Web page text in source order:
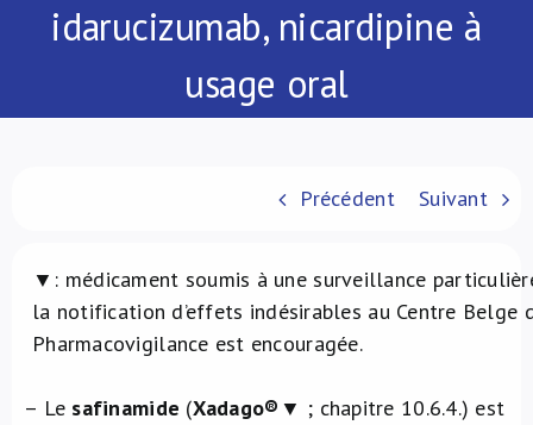
idarucizumab, nicardipine à
usage oral
Précédent Suivant
▼: médicament soumis à une surveillance
la notification d’effets indésirables au Centre Belge
Pharmacovigilance est encouragée.
– Le safinamide (Xadago® ▼ ; chapitre 10.6.4.) est